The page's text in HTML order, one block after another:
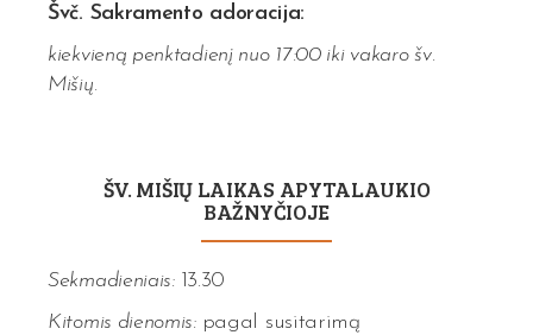
Švč. Sakramento adoracija:
kiekvieną penktadienį nuo 17:00 iki vakaro šv.
Mišių.
ŠV. MIŠIŲ LAIKAS APYTALAUKIO
BAŽNYČIOJE
Sekmadieniais: 13.30
Kitomis dienomis: pagal susitarimą